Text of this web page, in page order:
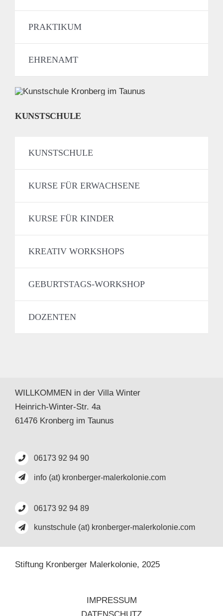
PRAKTIKUM
EHRENAMT
KUNSTSCHULE
KUNSTSCHULE
KURSE FÜR ERWACHSENE
KURSE FÜR KINDER
KREATIV WORKSHOPS
GEBURTSTAGS-WORKSHOP
DOZENTEN
WILLKOMMEN in der Villa Winter
Heinrich-Winter-Str. 4a
61476 Kronberg im Taunus
06173 92 94 90
info (at) kronberger-malerkolonie.com
06173 92 94 89
kunstschule (at) kronberger-malerkolonie.com
Stiftung Kronberger Malerkolonie, 2025
IMPRESSUM